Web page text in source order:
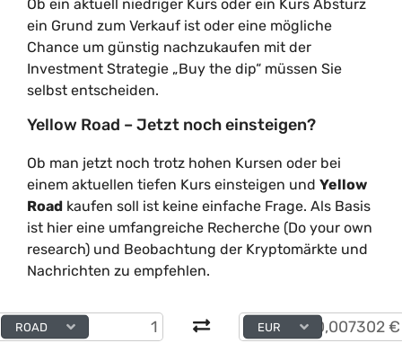
Ob ein aktuell niedriger Kurs oder ein Kurs Absturz
ein Grund zum Verkauf ist oder eine mögliche
Chance um günstig nachzukaufen mit der
Investment Strategie „Buy the dip“ müssen Sie
selbst entscheiden.
Yellow Road – Jetzt noch einsteigen?
Ob man jetzt noch trotz hohen Kursen oder bei
einem aktuellen tiefen Kurs einsteigen und Yellow
Road kaufen soll ist keine einfache Frage. Als Basis
ist hier eine umfangreiche Recherche (Do your own
research) und Beobachtung der Kryptomärkte und
Nachrichten zu empfehlen.
ROAD EUR